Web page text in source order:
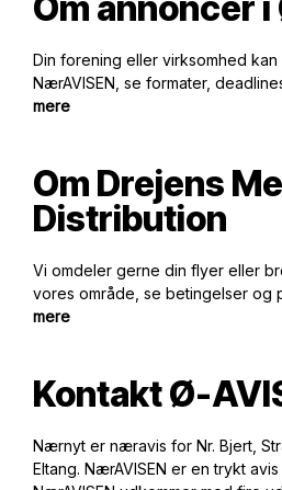
Din forening eller virksomhed
NærAVISEN, se formater,
mere
Om Drejens
Distribution
Vi omdeler gerne din flyer eller
vores område, se betingelser og
mere
Kontakt Ø-
Nærnyt er næravis for Nr. Bjert,
Eltang. NærAVISEN er en trykt